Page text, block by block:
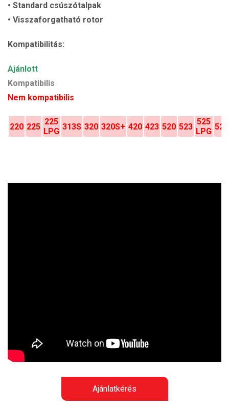
• Standard csúszótalpak
• Visszaforgatható rotor
Kompatibilitás:
Ajánlott
Kompatibilis
Nem kompatibilis
220 225 225
LPG 313S 320 320S+ 420 423 520 523 525
LPG 528
Ajánlatkérés